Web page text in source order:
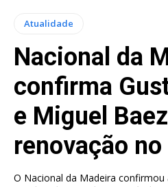
Atualidade
Nacional da
confirma
e Miguel
renovação no
O Nacional da Madeira